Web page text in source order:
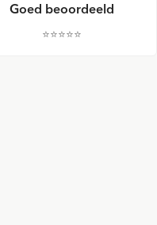
Goed beoordeeld
⭐️⭐️⭐️⭐️⭐️